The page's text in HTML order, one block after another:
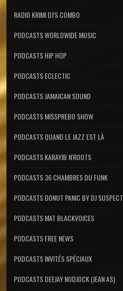
RADIO KRIMI DJ'S COMBO
PODCASTS WORLDWIDE MUSIC
PODCASTS HIP HOP
PODCASTS ECLECTIC
PODCASTS JAMAICAN SOUND
PODCASTS MISSPREBO SHOW
PODCASTS QUAND LE JAZZ EST LÀ
PODCASTS KARAYIB N'ROOTS
PODCASTS 36 CHAMBRES DU FUNK
PODCASTS DONUT PANIC BY DJ SUSPECT
PODCASTS MAT BLACKVOICES
PODCASTS FREE NEWS
PODCASTS INVITÉS SPÉCIAUX
PODCASTS DEEJAY NODJOCK (JEAN AS)